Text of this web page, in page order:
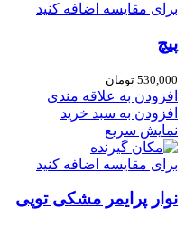
برای مقایسه اضافه کنید
پیچ
530,000 تومان
افزودن به علاقه مندی
افزودن به سبد خرید
نمایش سریع
برای مقایسه اضافه کنید
نوار پرایمر مشکی توپی